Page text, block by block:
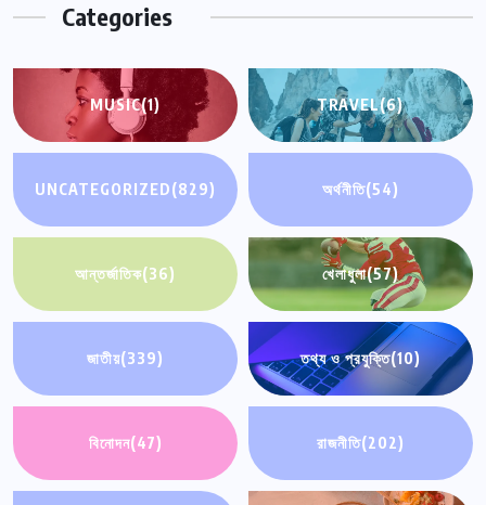
Categories
MUSIC(1) TRAVEL(6)
UNCATEGORIZED(829) অর্থনীতি(54)
আন্তর্জাতিক(36) খেলাধুলা(57)
জাতীয়(339) তথ্য ও প্রযুক্তি(10)
বিনোদন(47) রাজনীতি(202)